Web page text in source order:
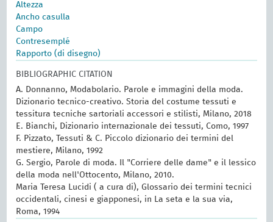
Altezza
Ancho casulla
Campo
Contresemplé
Rapporto (di disegno)
BIBLIOGRAPHIC CITATION
A. Donnanno, Modabolario. Parole e immagini della moda.
Dizionario tecnico-creativo. Storia del costume tessuti e
tessitura tecniche sartoriali accessori e stilisti, Milano, 2018
E. Bianchi, Dizionario internazionale dei tessuti, Como, 1997
F. Pizzato, Tessuti & C. Piccolo dizionario dei termini del
mestiere, Milano, 1992
G. Sergio, Parole di moda. Il "Corriere delle dame" e il lessico
della moda nell'Ottocento, Milano, 2010.
Maria Teresa Lucidi ( a cura di), Glossario dei termini tecnici
occidentali, cinesi e giapponesi, in La seta e la sua via,
Roma, 1994